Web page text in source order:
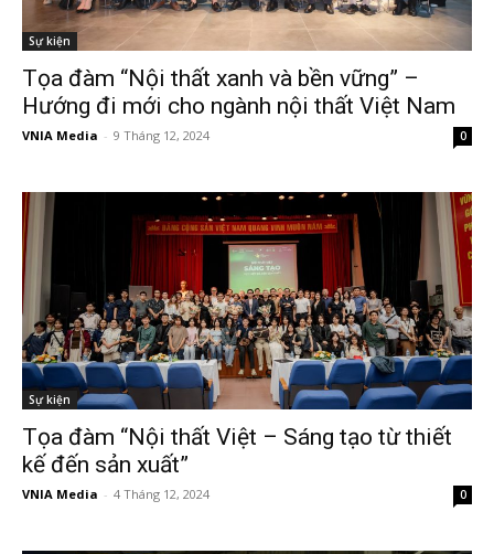
Sự kiện
Tọa đàm “Nội thất xanh và bền vững” –
Hướng đi mới cho ngành nội thất Việt Nam
VNIA Media - 9 Tháng 12, 2024 0
Sự kiện
Tọa đàm “Nội thất Việt – Sáng tạo từ thiết
kế đến sản xuất”
VNIA Media - 4 Tháng 12, 2024 0